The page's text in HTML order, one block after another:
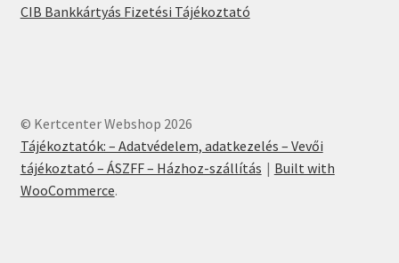
CIB Bankkártyás Fizetési Tájékoztató
© Kertcenter Webshop 2026
Tájékoztatók: – Adatvédelem, adatkezelés – Vevői
tájékoztató – ÁSZFF – Házhoz-szállítás
Built with
WooCommerce.